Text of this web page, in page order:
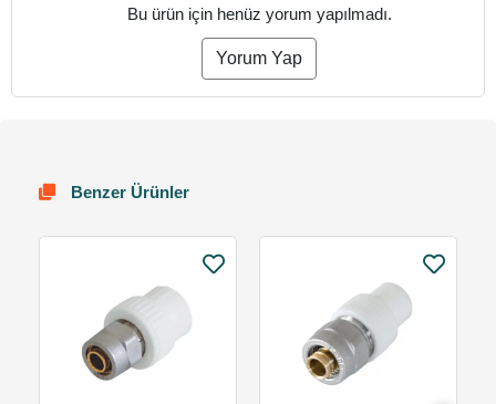
Bu ürün için henüz yorum yapılmadı.
Yorum Yap
Benzer Ürünler